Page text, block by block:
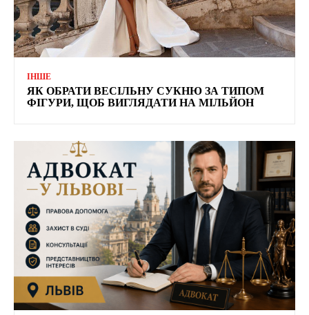
ІНШЕ
ЯК ОБРАТИ ВЕСІЛЬНУ СУКНЮ ЗА ТИПОМ
ФІГУРИ, ЩОБ ВИГЛЯДАТИ НА МІЛЬЙОН